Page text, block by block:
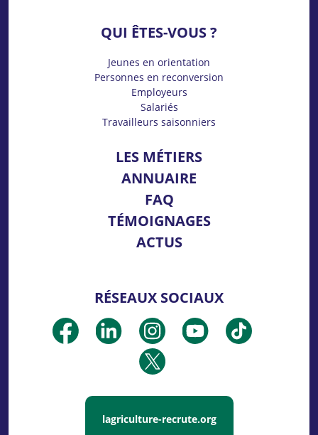
QUI ÊTES-VOUS ?
Jeunes en orientation
Personnes en reconversion
Employeurs
Salariés
Travailleurs saisonniers
LES MÉTIERS
ANNUAIRE
FAQ
TÉMOIGNAGES
ACTUS
RÉSEAUX SOCIAUX
lagriculture-recrute.org